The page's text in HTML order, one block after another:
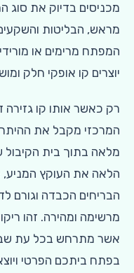
מכניסים בדיוק את סוג
מראש, הבליטות
המפתח מרימים או
יוצרים קו אופקי חלק
רק כאשר אותו קו גזירה
המרכזי מקבל את
מלאה בתוך בית הקיבול
הלאה את העוקץ
הבריחים הכבדה וגורם
מרשימה ומהירה. זהו
אשר מתרחש בכל עת
בפתח ביתכם הפרטי